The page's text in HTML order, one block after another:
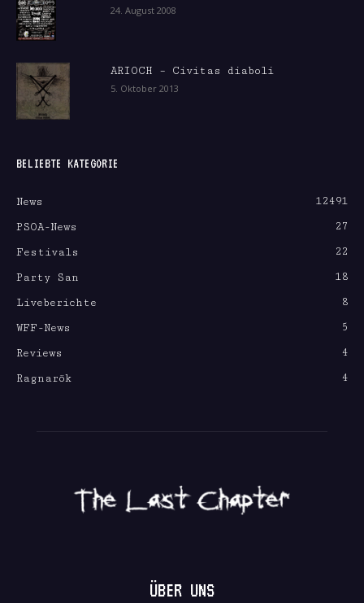
24. August 2008
ARIOCH – Civitas diaboli
5. Oktober 2013
BELIEBTE KATEGORIE
News
12491
PSOA-News
27
Festivals
22
Party San
18
Liveberichte
8
WFF-News
5
Reviews
4
Ragnarök
4
ÜBER UNS